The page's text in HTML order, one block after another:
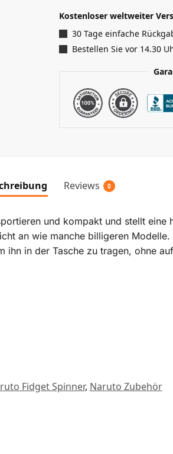
Kostenloser weltweiter
30 Tage einfache
Bestellen Sie vor 14.30
Reviews 0
und kompakt und stellt
an wie manche billigeren
ihn in der Tasche zu tragen, ohne
Fidget Spinner, Naruto Zubehör​